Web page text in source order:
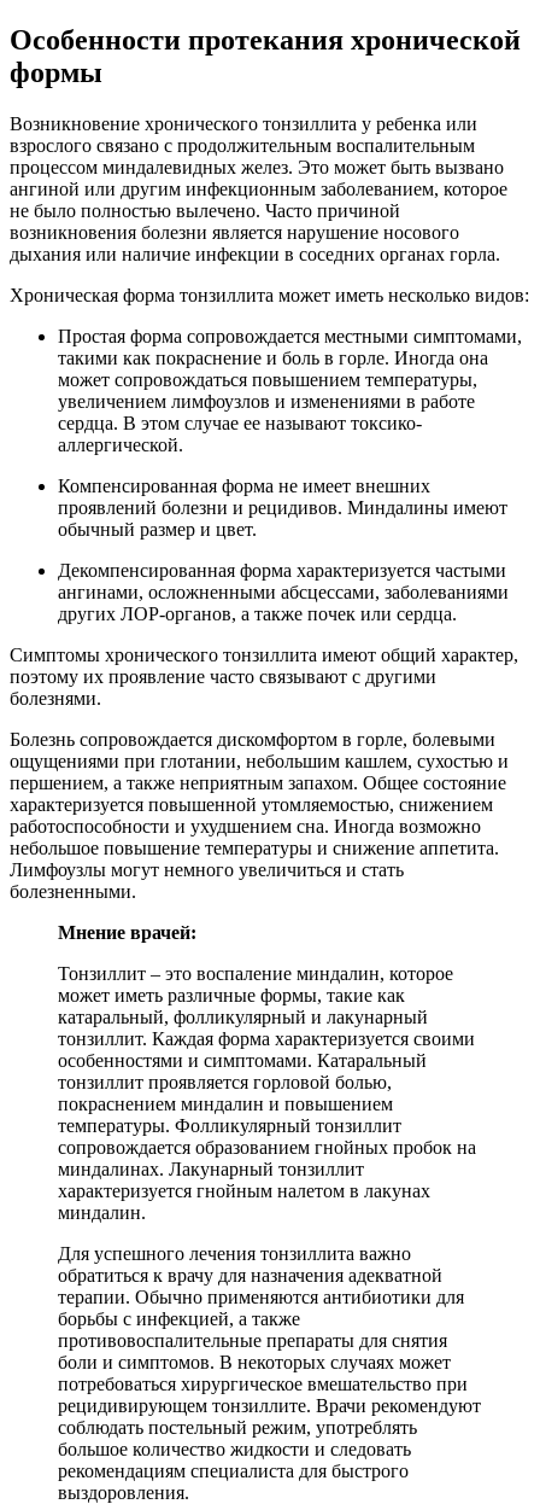
Особенности протекания хронической
формы
Возникновение хронического тонзиллита у ребенка или
взрослого связано с продолжительным воспалительным
процессом миндалевидных желез. Это может быть вызвано
ангиной или другим инфекционным заболеванием, которое
не было полностью вылечено. Часто причиной
возникновения болезни является нарушение носового
дыхания или наличие инфекции в соседних органах горла.
Хроническая форма тонзиллита может иметь несколько видов:
Простая форма сопровождается местными симптомами,
такими как покраснение и боль в горле. Иногда она
может сопровождаться повышением температуры,
увеличением лимфоузлов и изменениями в работе
сердца. В этом случае ее называют токсико-
аллергической.
Компенсированная форма не имеет внешних
проявлений болезни и рецидивов. Миндалины имеют
обычный размер и цвет.
Декомпенсированная форма характеризуется частыми
ангинами, осложненными абсцессами, заболеваниями
других ЛОР-органов, а также почек или сердца.
Симптомы хронического тонзиллита имеют общий характер,
поэтому их проявление часто связывают с другими
болезнями.
Болезнь сопровождается дискомфортом в горле, болевыми
ощущениями при глотании, небольшим кашлем, сухостью и
першением, а также неприятным запахом. Общее состояние
характеризуется повышенной утомляемостью, снижением
работоспособности и ухудшением сна. Иногда возможно
небольшое повышение температуры и снижение аппетита.
Лимфоузлы могут немного увеличиться и стать
болезненными.
Мнение врачей:
Тонзиллит – это воспаление миндалин, которое
может иметь различные формы, такие как
катаральный, фолликулярный и лакунарный
тонзиллит. Каждая форма характеризуется своими
особенностями и симптомами. Катаральный
тонзиллит проявляется горловой болью,
покраснением миндалин и повышением
температуры. Фолликулярный тонзиллит
сопровождается образованием гнойных пробок на
миндалинах. Лакунарный тонзиллит
характеризуется гнойным налетом в лакунах
миндалин.
Для успешного лечения тонзиллита важно
обратиться к врачу для назначения адекватной
терапии. Обычно применяются антибиотики для
борьбы с инфекцией, а также
противовоспалительные препараты для снятия
боли и симптомов. В некоторых случаях может
потребоваться хирургическое вмешательство при
рецидивирующем тонзиллите. Врачи рекомендуют
соблюдать постельный режим, употреблять
большое количество жидкости и следовать
рекомендациям специалиста для быстрого
выздоровления.